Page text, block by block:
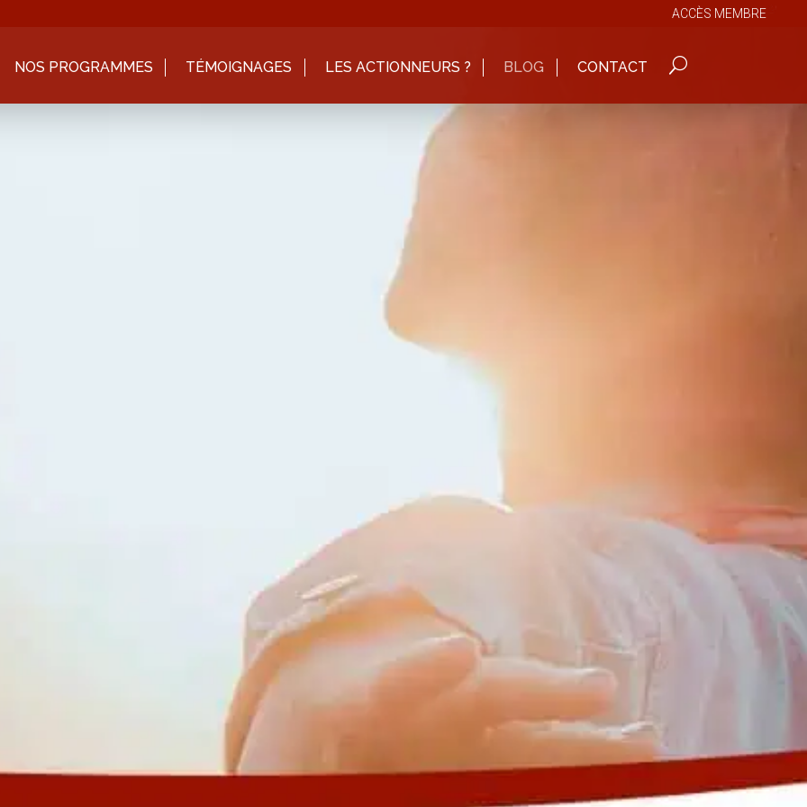
ACCÈS MEMBRE
NOS PROGRAMMES TÉMOIGNAGES LES ACTIONNEURS ? BLOG CONTACT